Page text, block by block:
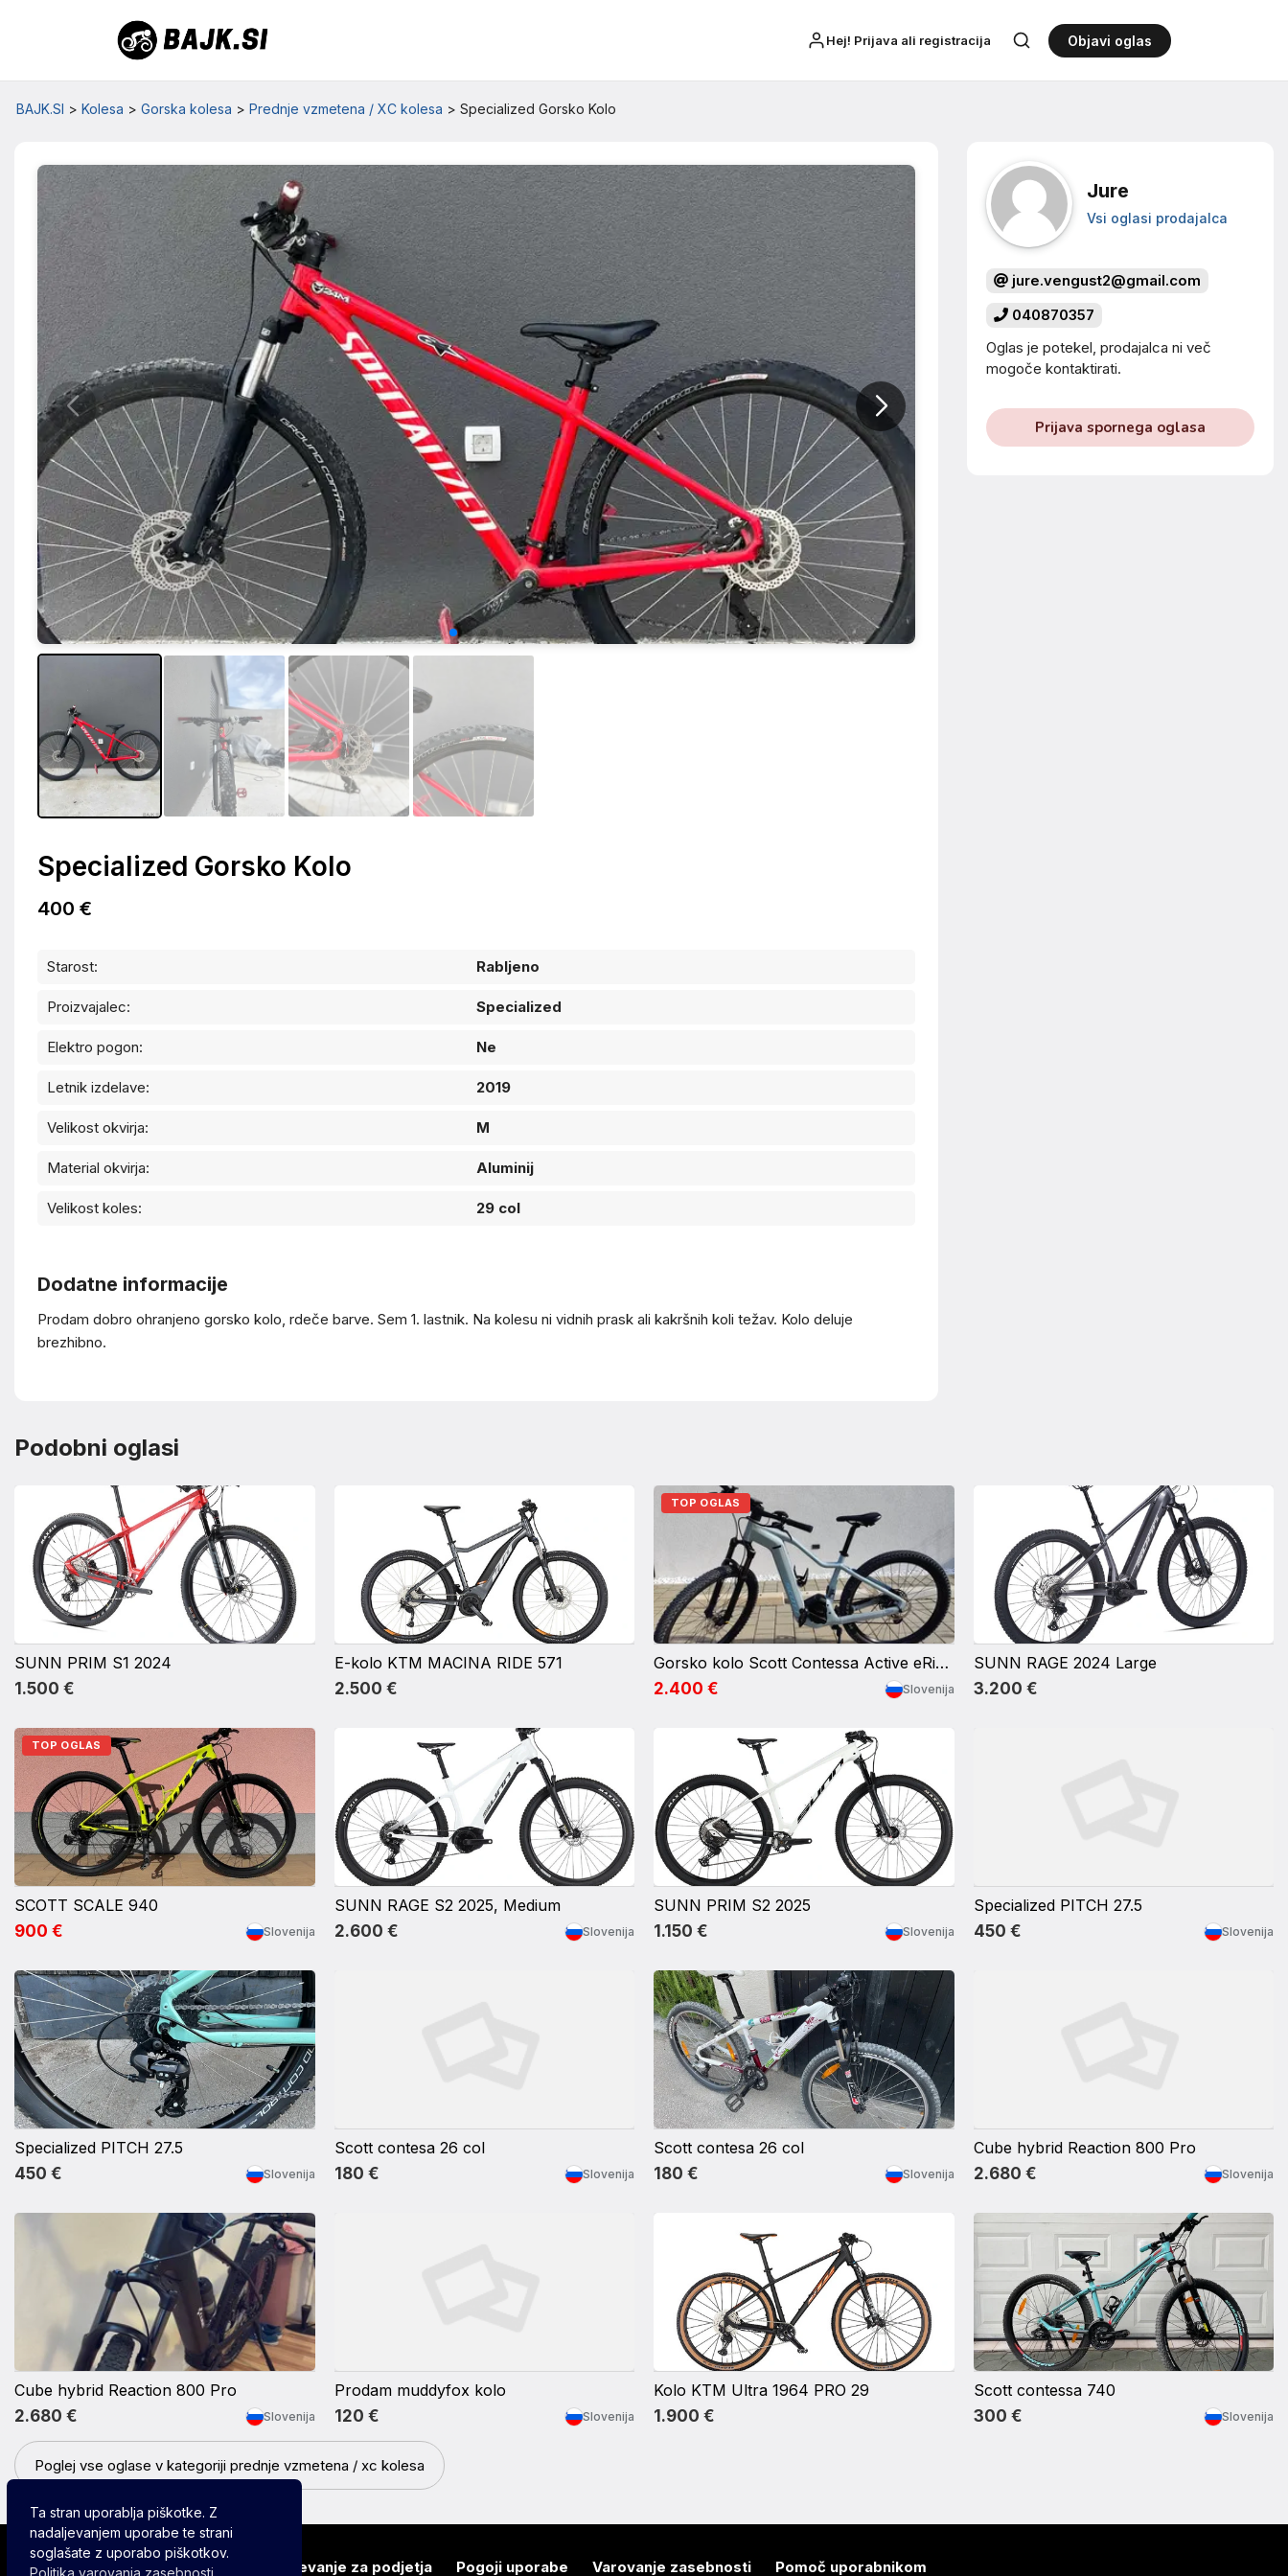
Ta stran uporablja piškotke. Z
nadaljevanjem uporabe te strani
soglašate z uporabo piškotkov.
Politika varovanja zasebnosti
Hej! Prijava ali registracija Objavi oglas
BAJK.SI > Kolesa > Gorska kolesa > Prednje vzmetena / XC kolesa > Specialized Gorsko Kolo
Specialized Gorsko Kolo
400 €
Starost: Rabljeno
Proizvajalec: Specialized
Elektro pogon: Ne
Letnik izdelave: 2019
Velikost okvirja: M
Material okvirja: Aluminij
Velikost koles: 29 col
Dodatne informacije
Prodam dobro ohranjeno gorsko kolo, rdeče barve. Sem 1. lastnik. Na kolesu ni vidnih prask ali kakršnih koli težav. Kolo deluje
brezhibno.
Jure
Vsi oglasi prodajalca
jure.vengust2@gmail.com
040870357
Oglas je potekel, prodajalca ni več
mogoče kontaktirati.
Prijava spornega oglasa
Podobni oglasi
SUNN PRIM S1 2024
1.500 €
E-kolo KTM MACINA RIDE 571
2.500 €
TOP OGLAS
Gorsko kolo Scott Contessa Active eRide 910, velikost M
Slovenija
2.400 €
SUNN RAGE 2024 Large
3.200 €
TOP OGLAS
SCOTT SCALE 940
Slovenija
900 €
SUNN RAGE S2 2025, Medium
Slovenija
2.600 €
SUNN PRIM S2 2025
Slovenija
1.150 €
Specialized PITCH 27.5
Slovenija
450 €
Specialized PITCH 27.5
Slovenija
450 €
Scott contesa 26 col
Slovenija
180 €
Scott contesa 26 col
Slovenija
180 €
Cube hybrid Reaction 800 Pro
Slovenija
2.680 €
Cube hybrid Reaction 800 Pro
Slovenija
2.680 €
Prodam muddyfox kolo
Slovenija
120 €
Kolo KTM Ultra 1964 PRO 29
1.900 €
Scott contessa 740
Slovenija
300 €
Poglej vse oglase v kategoriji prednje vzmetena / xc kolesa
O nas Izpostavitev oglasov Oglaševanje za podjetja Pogoji uporabe Varovanje zasebnosti Pomoč uporabnikom